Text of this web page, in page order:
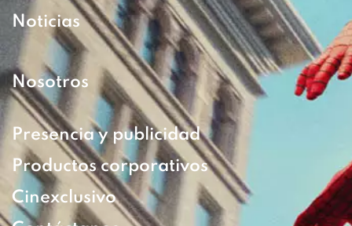
Noticias
Nosotros
Presencia y publicidad
Productos corporativos
Cinexclusivo